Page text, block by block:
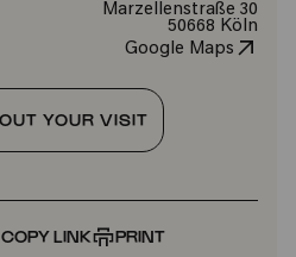
Marzellenstraße 30
50668 Köln
Google Maps
YOUR VISIT
COPY LINK PRINT